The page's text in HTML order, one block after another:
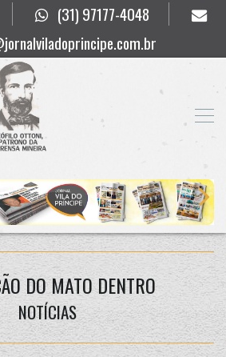
(31) 97177-4048
DO MATO DENTRO
NOTÍCIAS